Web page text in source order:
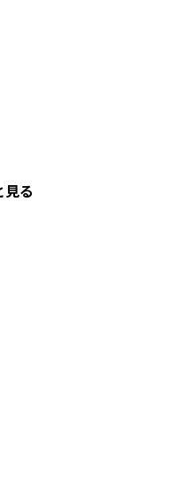
見る